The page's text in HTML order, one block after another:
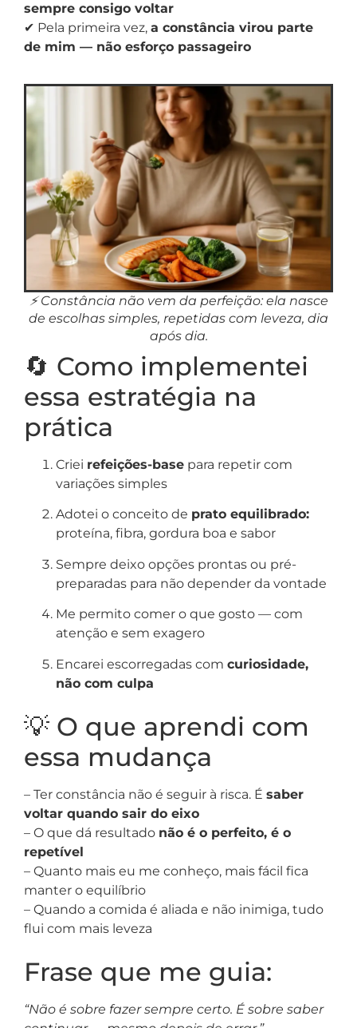
sempre consigo voltar
✔ Pela primeira vez, a constância virou parte
de mim — não esforço passageiro
⚡ Constância não vem da perfeição: ela nasce
de escolhas simples, repetidas com leveza, dia
após dia.
🔄 Como implementei
essa estratégia na
prática
Criei refeições-base para repetir com
variações simples
Adotei o conceito de prato equilibrado:
proteína, fibra, gordura boa e sabor
Sempre deixo opções prontas ou pré-
preparadas para não depender da vontade
Me permito comer o que gosto — com
atenção e sem exagero
Encarei escorregadas com curiosidade,
não com culpa
💡 O que aprendi com
essa mudança
– Ter constância não é seguir à risca. É saber
voltar quando sair do eixo
– O que dá resultado não é o perfeito, é o
repetível
– Quanto mais eu me conheço, mais fácil fica
manter o equilíbrio
– Quando a comida é aliada e não inimiga, tudo
flui com mais leveza
Frase que me guia:
“Não é sobre fazer sempre certo. É sobre saber